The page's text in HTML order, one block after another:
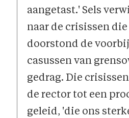
aangetast.' Sels
naar de crisissen
doorstond de
casussen van
gedrag. Die
de rector tot een
geleid, 'die ons